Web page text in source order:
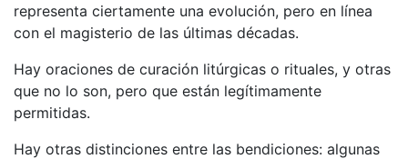
representa ciertamente una evolución, pero en línea
con el magisterio de las últimas décadas.
Hay oraciones de curación litúrgicas o rituales, y otras
que no lo son, pero que están legítimamente
permitidas.
Hay otras distinciones entre las bendiciones: algunas